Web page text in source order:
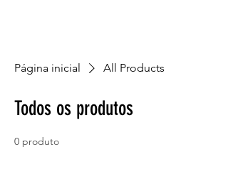
Página inicial All Products
Todos os produtos
0 produto